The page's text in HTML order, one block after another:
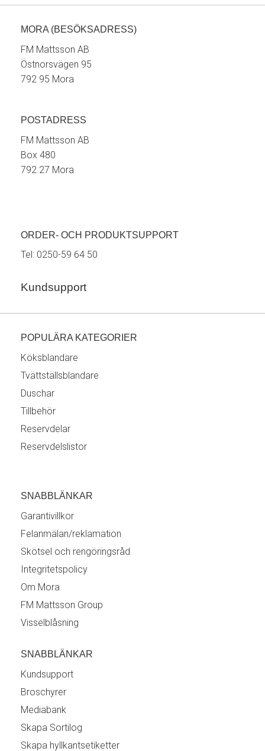
MORA (BESÖKSADRESS)
FM Mattsson AB
Östnorsvägen 95
792 95 Mora
POSTADRESS
FM Mattsson AB
Box 480
792 27 Mora
ORDER- OCH PRODUKTSUPPORT
Tel: 0250-59 64 50
Kundsupport
POPULÄRA KATEGORIER
Köksblandare
Tvättställsblandare
Duschar
Tillbehör
Reservdelar
Reservdelslistor
SNABBLÄNKAR
Garantivillkor
Felanmälan/reklamation
Skötsel och rengöringsråd
Integritetspolicy
Om Mora
FM Mattsson Group
Visselblåsning
SNABBLÄNKAR
Kundsupport
Broschyrer
Mediabank
Skapa Sortilog
Skapa hyllkantsetiketter